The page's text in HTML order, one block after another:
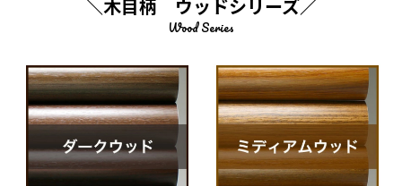
＼木目柄 ウッドシリーズ／
Wood Series